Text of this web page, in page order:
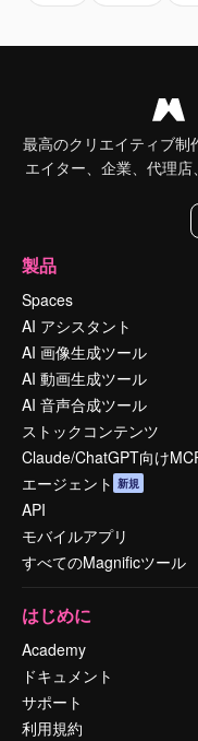
最高のクリエイティブ制
エイター、企業、代理
製品
Spaces
AI アシスタント
AI 画像生成ツール
AI 動画生成ツール
AI 音声合成ツール
ストックコンテンツ
Claude/ChatGPT向け
エージェント 新規
API
モバイルアプリ
すべてのMagnificツール
はじめに
Academy
ドキュメント
サポート
利用規約